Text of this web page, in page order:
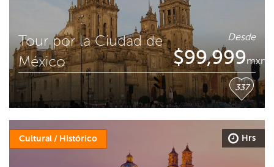
Tour por la Ciudad de
México
Desde
$99,999mxn
337
Cultural / Histórico Hrs